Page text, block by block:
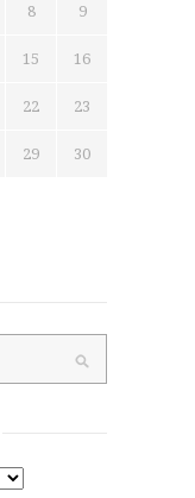
8 9
15 16
22 23
29 30